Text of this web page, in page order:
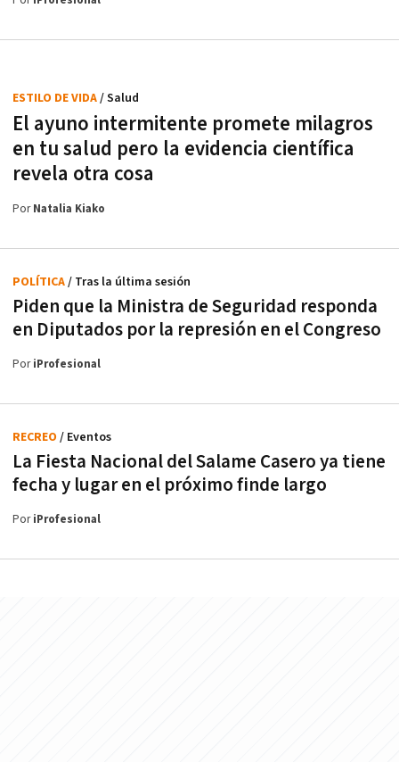
El ayuno intermitente promete milagros
en tu salud pero la evidencia científica
revela otra cosa
ESTILO DE VIDA/ Salud
PorNatalia Kiako
Piden que la Ministra de Seguridad responda
en Diputados por la represión en el Congreso
POLÍTICA/ Tras la última sesión
PoriProfesional
La Fiesta Nacional del Salame Casero ya tiene
fecha y lugar en el próximo finde largo
RECREO / Eventos
PoriProfesional